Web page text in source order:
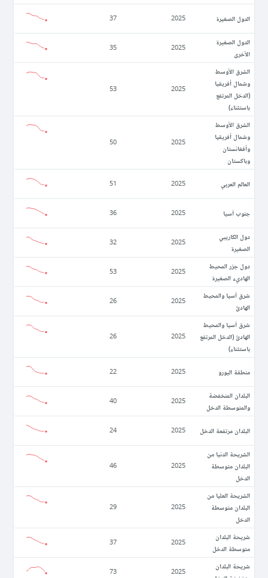
الدول الصغيرة 2025
37
الدول الصغيرة
الأخرى
2025
35
الشرق الأوسط
وشمال أفريقيا
(الدخل المرتفع
باستثناء)
2025
53
الشرق الأوسط
وشمال أفريقيا
وأفغانستان
وباكستان
2025
50
العالم العربي 2025
51
جنوب آسيا 2025
36
دول الكاريبي
الصغيرة
2025
32
دول جزر المحيط
الهاديء الصغيرة
2025
53
شرق آسيا والمحيط
الهادئ
2025
26
شرق آسيا والمحيط
الهادئ (الدخل المرتفع
باستثناء)
2025
26
منطقة اليورو 2025
22
البلدان المنخفضة
والمتوسطة الدخل
2025
40
البلدان مرتفعة الدخل 2025
24
الشريحة الدنيا من
البلدان متوسطة
الدخل
2025
46
الشريحة العليا من
البلدان متوسطة
الدخل
2025
29
شريحة البلدان
متوسطة الدخل
2025
37
شريحة البلدان
2025
73